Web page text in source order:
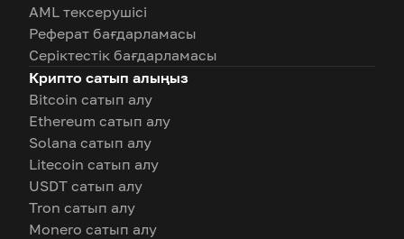
AML тексерушісі
Реферат бағдарламасы
Серіктестік бағдарламасы
Крипто сатып алыңыз
Bitcoin сатып алу
Ethereum сатып алу
Solana сатып алу
Litecoin сатып алу
USDT сатып алу
Tron сатып алу
Monero сатып алу